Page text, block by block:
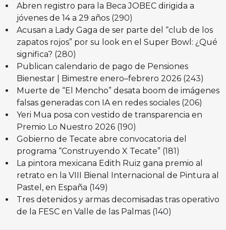
Abren registro para la Beca JOBEC dirigida a
jóvenes de 14 a 29 años (290)
Acusan a Lady Gaga de ser parte del “club de los
zapatos rojos” por su look en el Super Bowl: ¿Qué
significa? (280)
Publican calendario de pago de Pensiones
Bienestar | Bimestre enero–febrero 2026 (243)
Muerte de “El Mencho” desata boom de imágenes
falsas generadas con IA en redes sociales (206)
Yeri Mua posa con vestido de transparencia en
Premio Lo Nuestro 2026 (190)
Gobierno de Tecate abre convocatoria del
programa “Construyendo X Tecate” (181)
La pintora mexicana Edith Ruiz gana premio al
retrato en la VIII Bienal Internacional de Pintura al
Pastel, en España (149)
Tres detenidos y armas decomisadas tras operativo
de la FESC en Valle de las Palmas (140)